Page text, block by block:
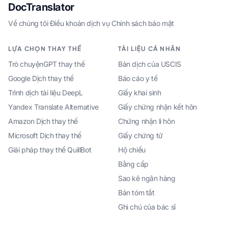
DocTranslator
Về chúng tôi·Điều khoản dịch vụ·Chính sách bảo mật
LỰA CHỌN THAY THẾ
Trò chuyệnGPT thay thế
Google Dịch thay thế
Trình dịch tài liệu DeepL
Yandex Translate Alternative
Amazon Dịch thay thế
Microsoft Dịch thay thế
Giải pháp thay thế QuillBot
TÀI LIỆU CÁ NHÂN
Bản dịch của USCIS
Báo cáo y tế
Giấy khai sinh
Giấy chứng nhận kết hôn
Chứng nhận li hôn
Giấy chứng tử
Hộ chiếu
Bằng cấp
Sao kê ngân hàng
Bản tóm tắt
Ghi chú của bác sĩ